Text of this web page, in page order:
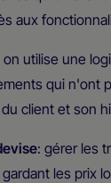
aux
on utilise une
qui n'ont
client et son
: gérer les
les prix